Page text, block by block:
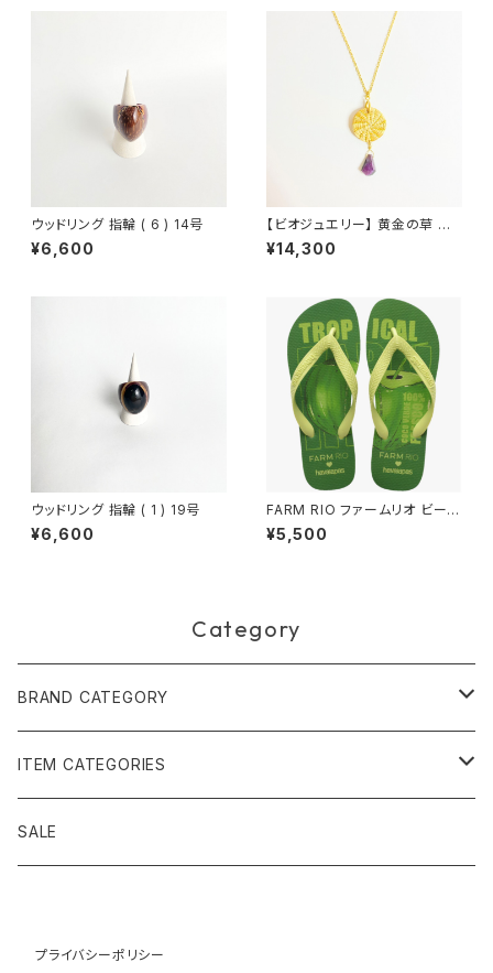
ウッドリング 指輪 ( 6 ) 14号
¥6,600
【ビオジュエリー】 黄金の草 カッ
ピンドウラード ネックレス ラウ
ンド ルビーゾイサイト
¥14,300
ウッドリング 指輪 ( 1 ) 19号
¥6,600
FARM RIO ファームリオ ビーチ
サンダル Havaianas Tropical
Coco
¥5,500
Category
BRAND CATEGORY
黄金の草 ビオジュエリー
ピアス＆イヤリング
ティアラ、ヘッドドレス
ボルジェス木版画
木版画 M
ブラジル先住民族の椅子
ITEM CATEGORIES
アクセサリー
ブレスレット
アパレル
SALE
プライバシーポリシー